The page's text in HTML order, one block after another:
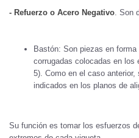
- Refuerzo o Acero Negativo. Son
Bastón: Son piezas en
corrugadas colocadas en los
5). Como en el caso
indicados en los planos de
Su función es tomar los esfuerzos